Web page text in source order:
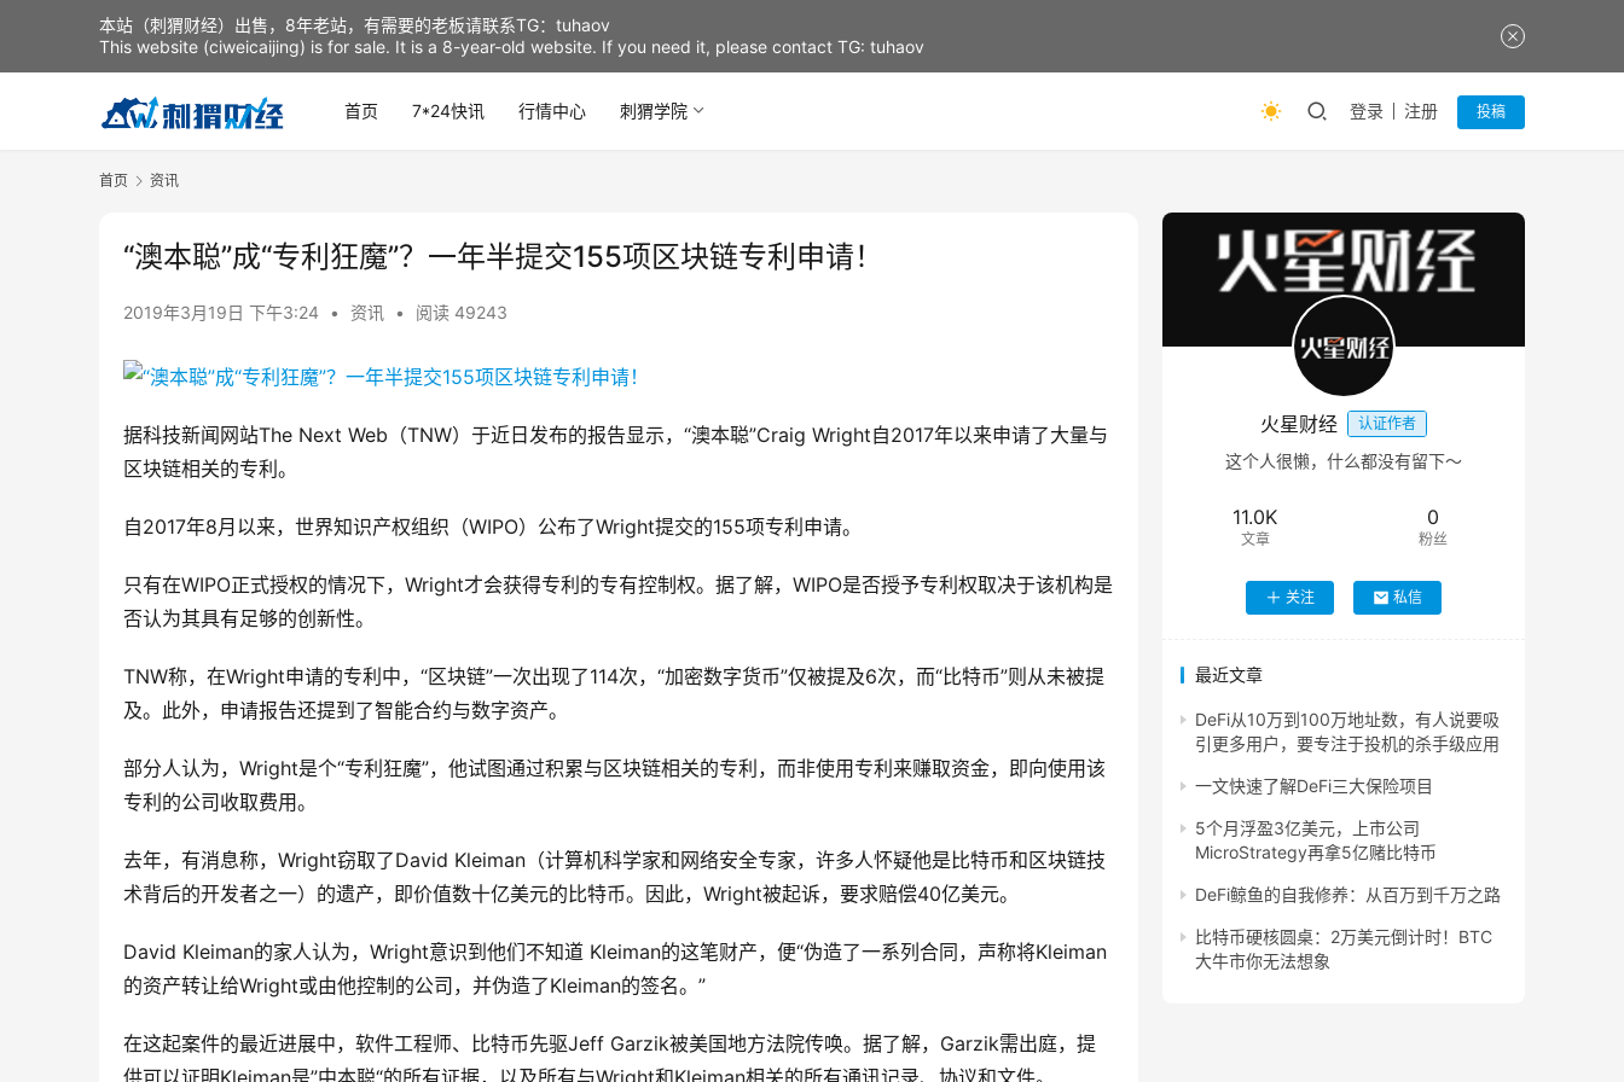
首页 7*24快讯 行情中心 刺猬学院 登录 注册 投稿
首页 资讯
“澳本聪”成“专利狂魔”？一年半提交155项区块链专利申请！
2019年3月19日 下午3:24 • 资讯 • 阅读 49243
据科技新闻网站The Next Web（TNW）于近日发布的报告显示，“澳本聪”Craig Wright自2017年以来申请了大量与
区块链相关的专利。
自2017年8月以来，世界知识产权组织（WIPO）公布了Wright提交的155项专利申请。
只有在WIPO正式授权的情况下，Wright才会获得专利的专有控制权。据了解，WIPO是否授予专利权取决于该机构是
否认为其具有足够的创新性。
TNW称，在Wright申请的专利中，“区块链”一次出现了114次，“加密数字货币”仅被提及6次，而“比特币”则从未被提
及。此外，申请报告还提到了智能合约与数字资产。
部分人认为，Wright是个“专利狂魔”，他试图通过积累与区块链相关的专利，而非使用专利来赚取资金，即向使用该
专利的公司收取费用。
去年，有消息称，Wright窃取了David Kleiman（计算机科学家和网络安全专家，许多人怀疑他是比特币和区块链技
术背后的开发者之一）的遗产，即价值数十亿美元的比特币。因此，Wright被起诉，要求赔偿40亿美元。
David Kleiman的家人认为，Wright意识到他们不知道 Kleiman的这笔财产，便“伪造了一系列合同，声称将Kleiman
的资产转让给Wright或由他控制的公司，并伪造了Kleiman的签名。”
在这起案件的最近进展中，软件工程师、比特币先驱Jeff Garzik被美国地方法院传唤。据了解，Garzik需出庭，提
火星财经 认证作者
这个人很懒，什么都没有留下～
11.0K
文章
0
粉丝
关注 私信
最近文章
DeFi从10万到100万地址数，有人说要吸
引更多用户，要专注于投机的杀手级应用
一文快速了解DeFi三大保险项目
5个月浮盈3亿美元，上市公司
MicroStrategy再拿5亿赌比特币
DeFi鲸鱼的自我修养：从百万到千万之路
比特币硬核圆桌：2万美元倒计时！BTC
大牛市你无法想象
本站（刺猬财经）出售，8年老站，有需要的老板请联系TG：tuhaov
This website (ciweicaijing) is for sale. It is a 8-year-old website. If you need it, please contact TG: tuhaov